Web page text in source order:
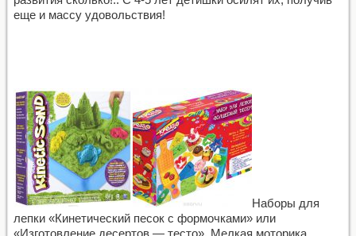
еще и массу удовольствия!
Наборы для
лепки «Кинетический песок с формочками» или
«Изготовление десертов — тесто». Мелкая моторика